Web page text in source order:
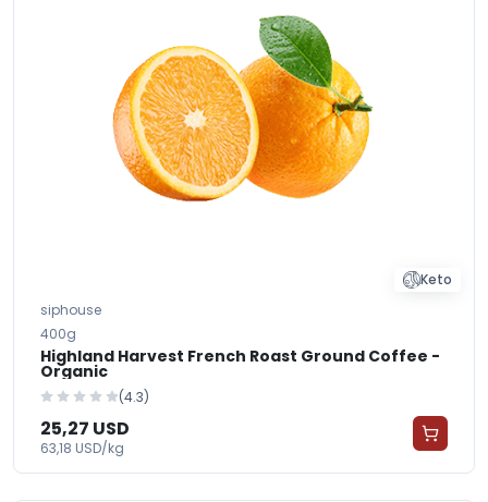
Keto
siphouse
400g
Highland Harvest French Roast Ground Coffee -
Organic
(4.3)
25,27 USD
63,18 USD/kg